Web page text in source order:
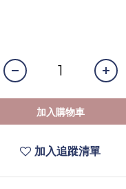
加入購物車
加入追蹤清單